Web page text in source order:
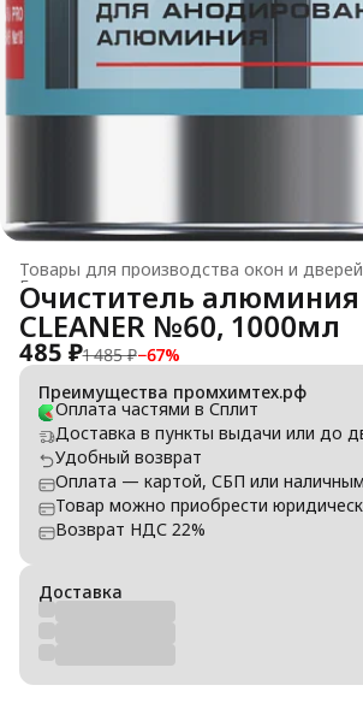
Товары для производства окон и дверей
Главная
Очиститель алюминия
CLEANER №60, 1000мл
485 ₽1 485 ₽−67%
Преимущества промхимтех.рф
Оплата частями в Сплит
Доставка в пункты выдачи или до
Удобный возврат
Оплата — картой, СБП или
Товар можно приобрести
Возврат НДС 22%
Доставка